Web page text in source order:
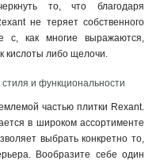
то, что благодаря
не теряет собственного
с, как многие выражаются,
кислоты либо щелочи.
и функциональности
частью плитки Rexant.
в широком ассортименте
выбрать конкретно то,
Вообразите себе один